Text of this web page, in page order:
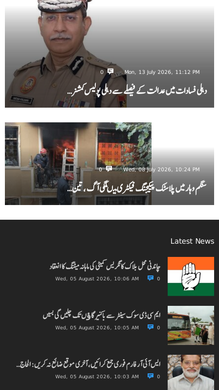
Mon, 13 July 2026, 11:12 PM
0
دہلی فسادات میں عدالت کے فیصلے سے دہلی پولیس کمشنر…
Wed, 08 July 2026, 10:24 PM
0
سنگم وہار میں پلاسٹک پیکیجنگ فیکٹری میںلگی آگ ، تین…
Latest News
چاندنی محل بلاک کانگریس کمیٹی کی ماہانہ میٹنگ کا انعقاد
Wed, 05 August 2026, 10:06 AM 0
ایم سی ڈی سوک سینٹر سے باکنیر گاﺅں تک چلیں گی بسیں
Wed, 05 August 2026, 10:05 AM 0
ایس آئی آر فارم فوری جمع کرائیں، آخری موقع ضائع نہ کریں: الحاج…
Wed, 05 August 2026, 10:03 AM 0